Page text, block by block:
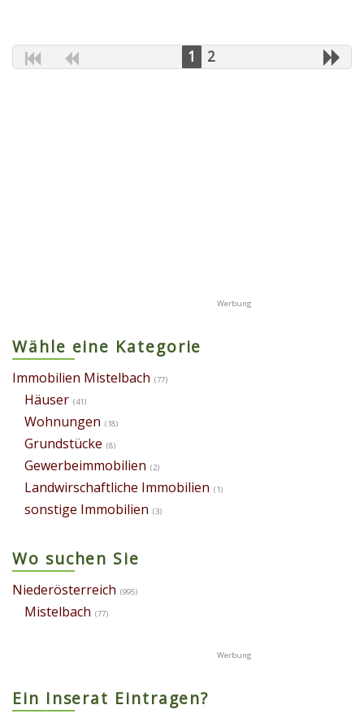
1 2
Wähle eine Kategorie
Immobilien Mistelbach (77)
Häuser (41)
Wohnungen (18)
Grundstücke (8)
Gewerbeimmobilien (2)
Landwirschaftliche Immobilien (1)
sonstige Immobilien (3)
Wo suchen Sie
Niederösterreich (995)
Mistelbach (77)
Ein Inserat Eintragen?